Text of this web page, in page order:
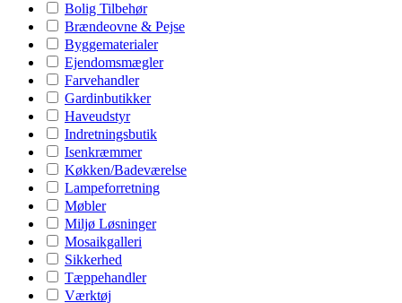
Bolig Tilbehør
Brændeovne & Pejse
Byggematerialer
Ejendomsmægler
Farvehandler
Gardinbutikker
Haveudstyr
Indretningsbutik
Isenkræmmer
Køkken/Badeværelse
Lampeforretning
Møbler
Miljø Løsninger
Mosaikgalleri
Sikkerhed
Tæppehandler
Værktøj